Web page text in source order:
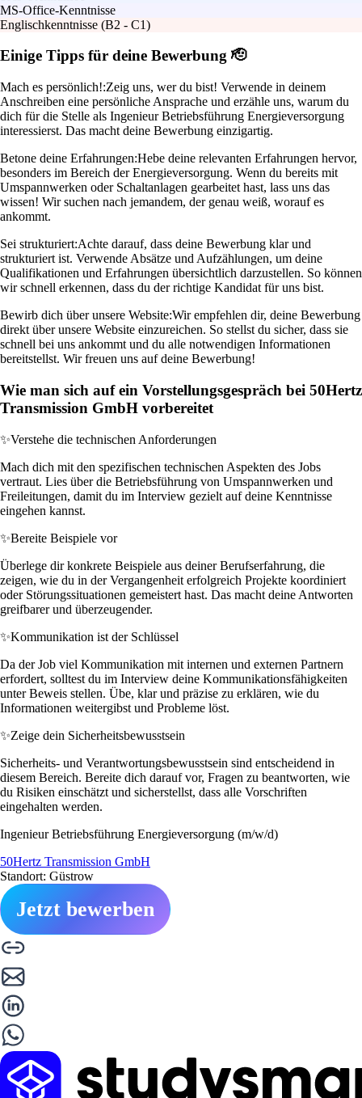
MS-Office-Kenntnisse
Englischkenntnisse (B2 - C1)
Einige Tipps für deine Bewerbung 🫡
Mach es persönlich!:Zeig uns, wer du bist! Verwende in deinem
Anschreiben eine persönliche Ansprache und erzähle uns, warum du
dich für die Stelle als Ingenieur Betriebsführung Energieversorgung
interessierst. Das macht deine Bewerbung einzigartig.
Betone deine Erfahrungen:Hebe deine relevanten Erfahrungen hervor,
besonders im Bereich der Energieversorgung. Wenn du bereits mit
Umspannwerken oder Schaltanlagen gearbeitet hast, lass uns das
wissen! Wir suchen nach jemandem, der genau weiß, worauf es
ankommt.
Sei strukturiert:Achte darauf, dass deine Bewerbung klar und
strukturiert ist. Verwende Absätze und Aufzählungen, um deine
Qualifikationen und Erfahrungen übersichtlich darzustellen. So können
wir schnell erkennen, dass du der richtige Kandidat für uns bist.
Bewirb dich über unsere Website:Wir empfehlen dir, deine Bewerbung
direkt über unsere Website einzureichen. So stellst du sicher, dass sie
schnell bei uns ankommt und du alle notwendigen Informationen
bereitstellst. Wir freuen uns auf deine Bewerbung!
Wie man sich auf ein Vorstellungsgespräch bei 50Hertz
Transmission GmbH vorbereitet
✨Verstehe die technischen Anforderungen
Mach dich mit den spezifischen technischen Aspekten des Jobs
vertraut. Lies über die Betriebsführung von Umspannwerken und
Freileitungen, damit du im Interview gezielt auf deine Kenntnisse
eingehen kannst.
✨Bereite Beispiele vor
Überlege dir konkrete Beispiele aus deiner Berufserfahrung, die
zeigen, wie du in der Vergangenheit erfolgreich Projekte koordiniert
oder Störungssituationen gemeistert hast. Das macht deine Antworten
greifbarer und überzeugender.
✨Kommunikation ist der Schlüssel
Da der Job viel Kommunikation mit internen und externen Partnern
erfordert, solltest du im Interview deine Kommunikationsfähigkeiten
unter Beweis stellen. Übe, klar und präzise zu erklären, wie du
Informationen weitergibst und Probleme löst.
✨Zeige dein Sicherheitsbewusstsein
Sicherheits- und Verantwortungsbewusstsein sind entscheidend in
diesem Bereich. Bereite dich darauf vor, Fragen zu beantworten, wie
du Risiken einschätzt und sicherstellst, dass alle Vorschriften
eingehalten werden.
Ingenieur Betriebsführung Energieversorgung (m/w/d)
50Hertz Transmission GmbH
Standort: Güstrow
Jetzt bewerben